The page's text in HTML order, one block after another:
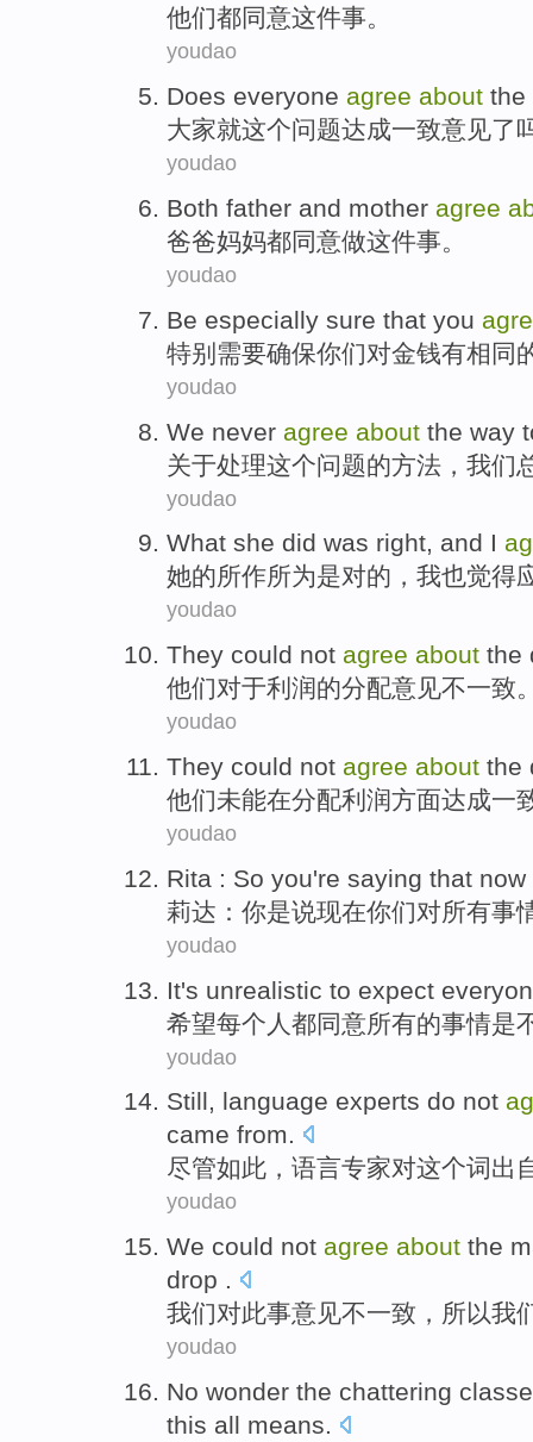
他们都同意这件事。
youdao
Does everyone agree about the
大家就这个问题达成一致意见了
youdao
Both father and mother agree
爸爸妈妈都同意做这件事。
youdao
Be especially sure that you
特别 需要确保你们对金钱有相同
youdao
We never agree about the way
关于处理这个问题的方法 ， 我们
youdao
What she did was right, and I
她的所作所为是对的， 我也觉得
youdao
They could not agree about the
他们对于利润的分配意见不一致
youdao
They could not agree about the
他们未能在分配利润方面达成一
youdao
Rita : So you're saying that now
莉达 ： 你是说现在你们对所有事
youdao
It's unrealistic to expect
希望每个人都同意所有的事情是
youdao
Still, language experts do not
came from.
尽管如此 ， 语言专家对这个词出
youdao
We could not agree about the
drop .
我们对此事意见不一致 ， 所以我
youdao
No wonder the chattering
this all means.